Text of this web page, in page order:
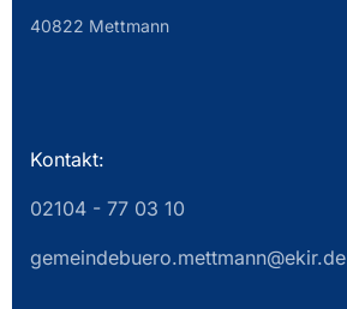
40822 Mettmann
Kontakt:
02104 - 77 03 10
gemeindebuero.mettmann@ekir.de